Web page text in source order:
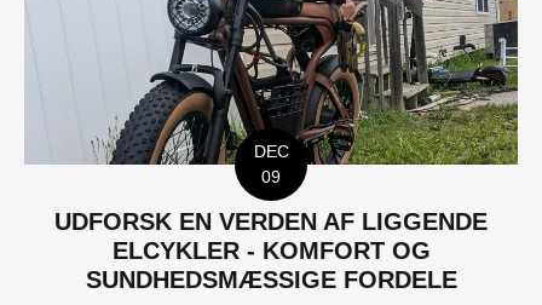
DEC
09
UDFORSK EN VERDEN AF LIGGENDE
ELCYKLER - KOMFORT OG
SUNDHEDSMÆSSIGE FORDELE